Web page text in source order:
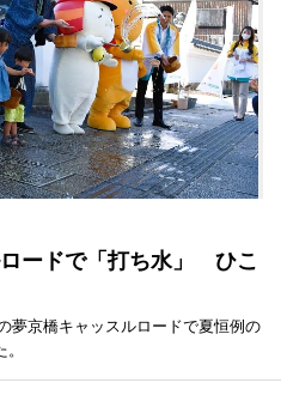
ードで「打ち水」 ひこ
夢京橋キャッスルロードで夏恒例の